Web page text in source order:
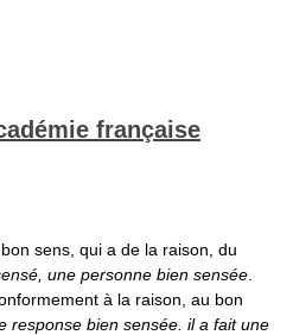
française
bon sens, qui a de la raison, du
une personne bien sensée
à la raison, au bon
response bien sensée. il a fait une